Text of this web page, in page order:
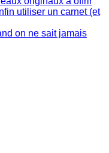
utiliser un carnet (et
on ne sait jamais